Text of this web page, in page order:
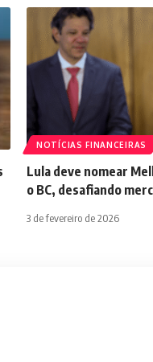
NOTÍCIAS FINANCEIRAS
Lula deve nomear
o BC, desafiando
3 de fevereiro de 2026